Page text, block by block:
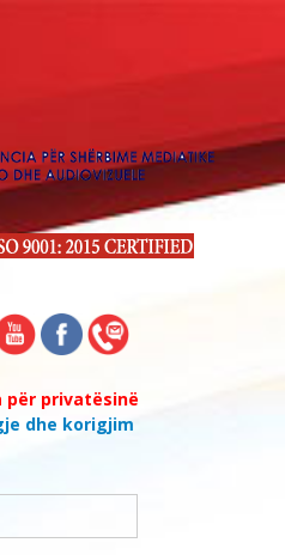
për privatësinë
dhe korigjim